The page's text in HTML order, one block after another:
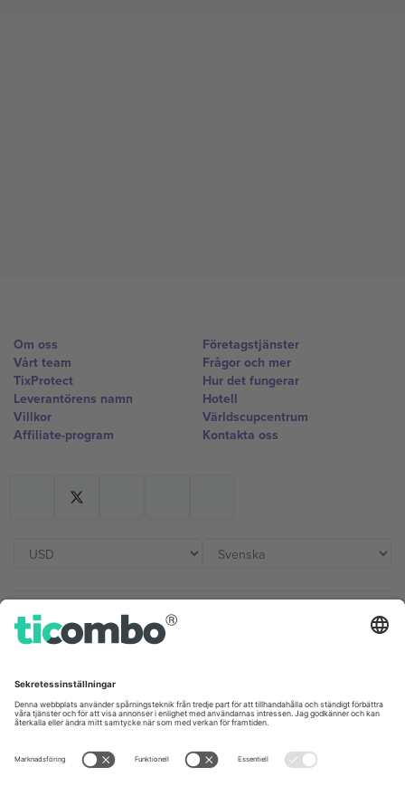
Om oss
Vårt team
TixProtect
Leverantörens namn
Villkor
Affiliate-program
Företagstjänster
Frågor och mer
Hur det fungerar
Hotell
Världscupcentrum
Kontakta oss
Kontor och support
Unter den Linden 24, 10117
Berlin, Germany
London, EC1V 1AW, United
Kingdom
United States
Switzerland